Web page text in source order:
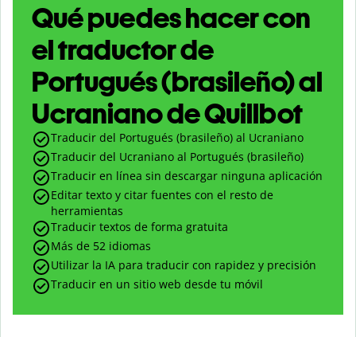
Qué puedes hacer con
el traductor de
Portugués (brasileño) al
Ucraniano de Quillbot
Traducir del Portugués (brasileño) al Ucraniano
Traducir del Ucraniano al Portugués (brasileño)
Traducir en línea sin descargar ninguna aplicación
Editar texto y citar fuentes con el resto de
herramientas
Traducir textos de forma gratuita
Más de 52 idiomas
Utilizar la IA para traducir con rapidez y precisión
Traducir en un sitio web desde tu móvil